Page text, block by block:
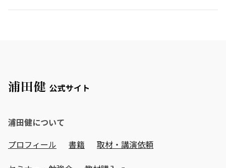
浦田健について
プロフィール
書籍 取材・講演依頼